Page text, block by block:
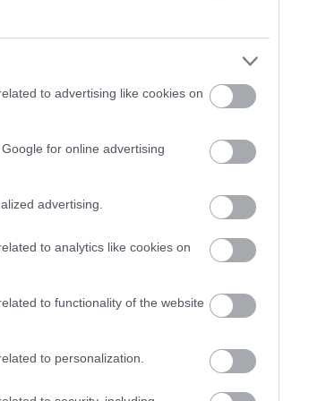
to advertising like cookies on
for online advertising
advertising.
to analytics like cookies on
to functionality of the website
to personalization.
Σκύρο
Ηρώον είναι ο
φωτιά
06.08.2026 | 13:45
Νεότερα για τη
φωτιά σε εμπορικό
Χαλκίδα
06.08.2026 | 13:45